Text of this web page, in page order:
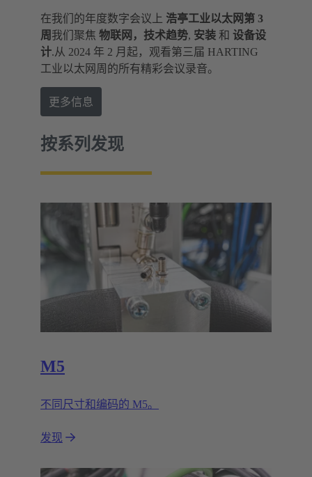
在我们的年度数字会议上 浩亭工业以太网第 3
周 我们聚焦 物联网，技术趋势, 安装 和 设备设
计.从 2024 年 2 月起，观看第三届 HARTING
工业以太网周的所有精彩会议录音。
更多信息
按系列发现
M5
不同尺寸和编码的 M5。
发现